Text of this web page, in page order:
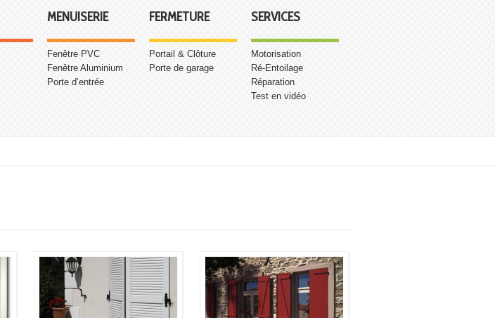
MENUISERIE
Fenêtre PVC
Fenêtre Aluminium
Porte d’entrée
FERMETURE
Portail & Clôture
Porte de garage
SERVICES
Motorisation
Ré-Entoilage
Réparation
Test en vidéo